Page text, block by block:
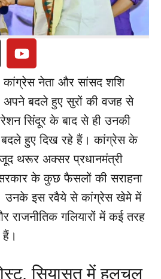
कांग्रेस नेता और सांसद शशि
अपने बदले हुए सुरों की वजह से
सिंदूर के बाद से ही उनकी
बदले हुए दिख रहे हैं। कांग्रेस के
थरूर अक्सर प्रधानमंत्री
के कुछ फैसलों की सराहना
इस रवैये से कांग्रेस खेमे में
गलियारों में कई तरह
सियासत में हलचल